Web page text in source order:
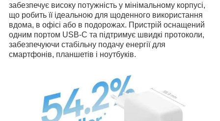
забезпечує високу потужність у мінімальному корпусі,
що робить її ідеальною для щоденного використання
вдома, в офісі або в подорожах. Пристрій оснащений
одним портом USB-C та підтримує швидкі протоколи,
забезпечуючи стабільну подачу енергії для
смартфонів, планшетів і ноутбуків.